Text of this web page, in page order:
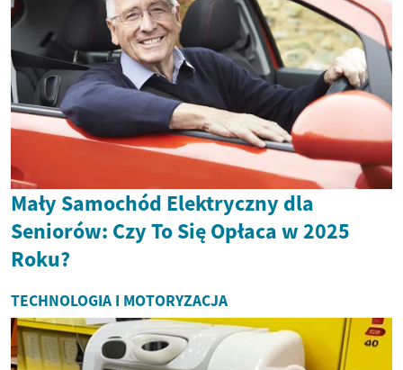
Mały Samochód Elektryczny dla
Seniorów: Czy To Się Opłaca w 2025
Roku?
TECHNOLOGIA I MOTORYZACJA